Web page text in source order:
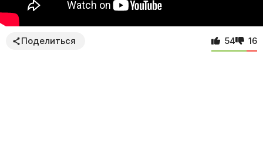
Поделиться 54 16